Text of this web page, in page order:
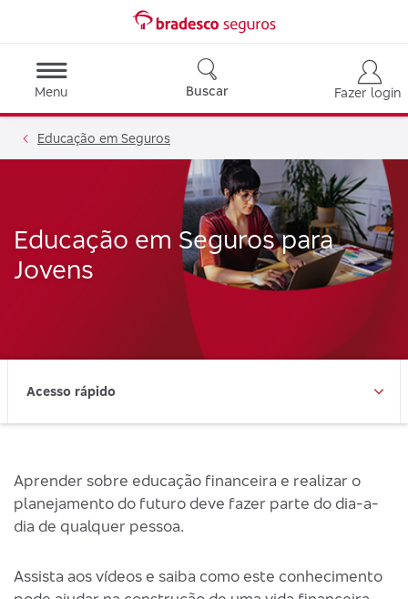
Menu Buscar Fazer login
Educação em Seguros
Educação em Seguros para
Jovens
Acesso rápido
Aprender sobre educação financeira e realizar o
planejamento do futuro deve fazer parte do dia-a-
dia de qualquer pessoa.
Assista aos vídeos e saiba como este conhecimento